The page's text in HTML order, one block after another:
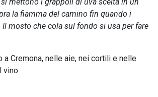
la fiamma del camino fin quando i
mosto che cola sul fondo si usa per fare
a Cremona, nelle aie, nei cortili e nelle
vino